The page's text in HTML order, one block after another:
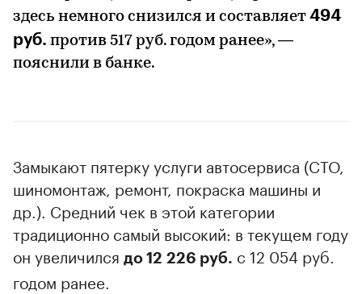
здесь немного снизился и составляет 494
руб. против 517 руб. годом ранее», —
пояснили в банке.
Замыкают пятерку услуги автосервиса (СТО,
шиномонтаж, ремонт, покраска машины и
др.). Средний чек в этой категории
традиционно самый высокий: в текущем году
он увеличился до 12 226 руб. с 12 054 руб.
годом ранее.